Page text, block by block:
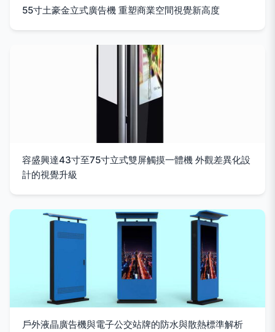
55寸土豪金立式廣告機 重塑商業空間視覺新高度
容盛興達43寸至75寸立式雙屏觸摸一體機 外觀差異化設
計的視覺升級
戶外液晶廣告機與電子公交站牌的防水與散熱標準解析